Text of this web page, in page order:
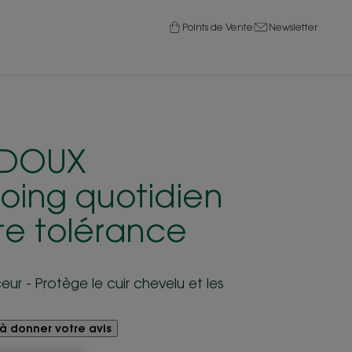
Points de Vente Newsletter
quotidien
tolérance
- Protège le cuir chevelu et les
donner votre avis